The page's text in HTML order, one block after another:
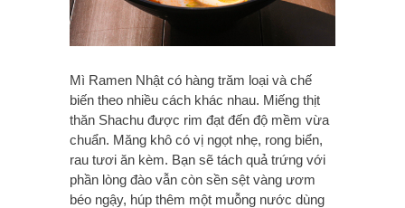
Mì Ramen Nhật có hàng trăm loại và chế
biến theo nhiều cách khác nhau. Miếng thịt
thăn Shachu được rim đạt đến độ mềm vừa
chuẩn. Măng khô có vị ngọt nhẹ, rong biển,
rau tươi ăn kèm. Bạn sẽ tách quả trứng với
phần lòng đào vẫn còn sền sệt vàng ươm
béo ngậy, húp thêm một muỗng nước dùng